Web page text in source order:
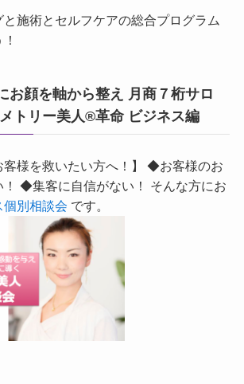
施術とセルフケアの総合プログラム
お顔を軸から整え 月商７桁サロ
トリー美人®革命 ビジネス編
客様を救いたい方へ！】 ◆お客様のお
！ ◆集客に自信がない！ そんな方にお
個別相談会 です。